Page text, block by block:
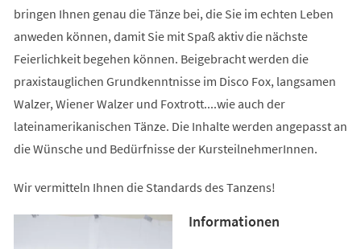
bringen Ihnen genau die Tänze bei, die Sie im echten Leben
anweden können, damit Sie mit Spaß aktiv die nächste
Feierlichkeit begehen können. Beigebracht werden die
praxistauglichen Grundkenntnisse im Disco Fox, langsamen
Walzer, Wiener Walzer und Foxtrott....wie auch der
lateinamerikanischen Tänze. Die Inhalte werden angepasst an
die Wünsche und Bedürfnisse der KursteilnehmerInnen.
Wir vermitteln Ihnen die Standards des Tanzens!
Informationen